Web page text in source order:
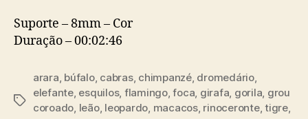
Suporte – 8mm – Cor
Duração – 00:02:46
Etiquetas
arara, búfalo, cabras, chimpanzé, dromedário,
elefante, esquilos, flamingo,foca, girafa, gorila, grou
coroado, leão, leopardo, macacos, rinoceronte,tigre,